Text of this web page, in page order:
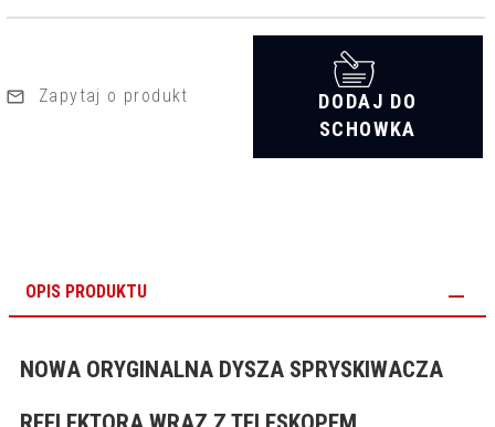
Zapytaj o produkt
DODAJ DO
SCHOWKA
OPIS PRODUKTU
NOWA ORYGINALNA DYSZA SPRYSKIWACZA